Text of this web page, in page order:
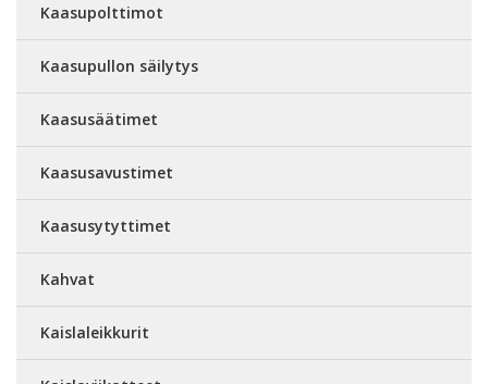
Kaasupolttimot
Kaasupullon säilytys
Kaasusäätimet
Kaasusavustimet
Kaasusytyttimet
Kahvat
Kaislaleikkurit